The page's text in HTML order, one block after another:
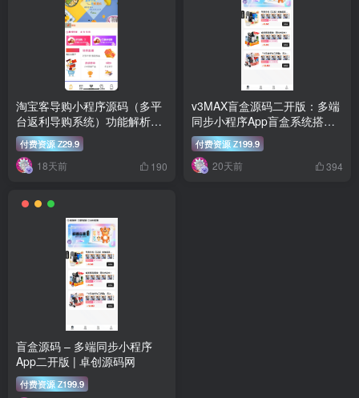
淘宝客导购小程序源码（多平
台返利导购系统）功能解析与
二次开发
付费资源 Z29.9
18天前 190
v3MAX盲盒源码二开版：多端
同步小程序App盲盒系统搭建
与部署
付费资源 Z199.9
20天前 394
盲盒源码 – 多端同步小程序
App二开版 | 卓创源码网
付费资源 Z199.9